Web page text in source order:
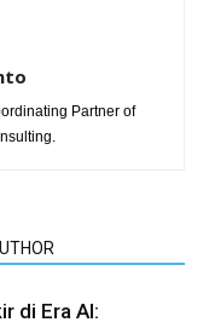
Partner of
di Era AI: